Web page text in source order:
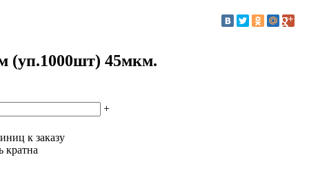
(уп.1000шт) 45мкм.
+
к заказу
кратна